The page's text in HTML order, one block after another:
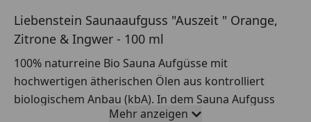
Liebenstein Saunaaufguss "Auszeit " Orange,
Zitrone & Ingwer - 100 ml
100% naturreine Bio Sauna Aufgüsse mit
hochwertigen ätherischen Ölen aus kontrolliert
biologischem Anbau (kbA). In dem Sauna Aufguss
finden nur die feinsten Rohstoffe Ihren auserwählten
Mehr anzeigen